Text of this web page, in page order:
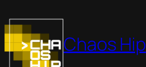
Inhalt
springen
Chaos Hip